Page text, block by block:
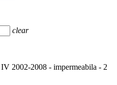
clear
2002-2008 - impermeabila - 2